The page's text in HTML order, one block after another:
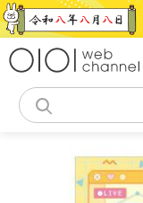
コ
ン